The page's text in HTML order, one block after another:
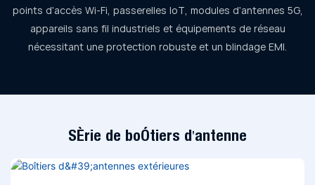
points d'accès Wi-Fi, passerelles IoT, modules d'antennes 5G,
appareils sans fil industriels et équipements de réseau
nécessitant une protection robuste et un blindage EMI.
Série de boîtiers d'antenne